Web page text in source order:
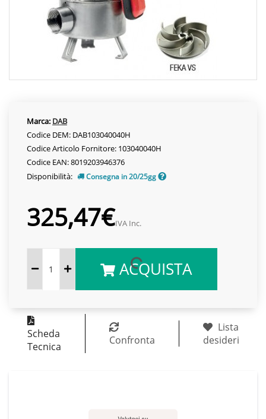
Marca: DAB
Codice DEM: DAB103040040H
Codice Articolo Fornitore: 103040040H
Codice EAN: 8019203946376
Disponibilità:
Consegna in 20/25gg
325,47€IVA Inc.
ACQUISTA
Scheda
Tecnica
Confronta
Lista
desideri